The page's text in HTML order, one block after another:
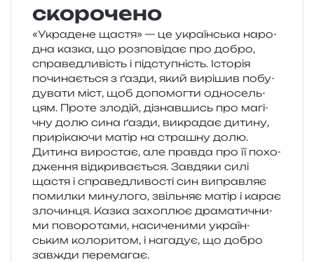
скорочено
«Украдене щастя» — це укра­їн­ська наро­
дна казка, що роз­по­від­ає про добро,
спра­ве­дли­вість і під­сту­пність. Історія
почи­на­є­ться з ґазди, який вирі­шив побу­
ду­ва­ти міст, щоб допо­мог­ти одно­сель­
цям. Проте зло­дій, дізнав­шись про магі­
чну долю сина ґазди, викра­дає дити­ну,
при­рі­ка­ю­чи матір на стра­шну долю.
Дитина виро­стає, але прав­да про її похо­
дже­н­ня від­кри­ва­є­ться. Завдяки силі
щастя і спра­ве­дли­во­сті син виправ­ляє
помил­ки мину­ло­го, звіль­няє матір і карає
зло­чин­ця. Казка захо­плює дра­ма­ти­чни­
ми пово­ро­та­ми, наси­че­ни­ми укра­їн­
ським коло­ри­том, і нага­дує, що добро
зав­жди перемагає.